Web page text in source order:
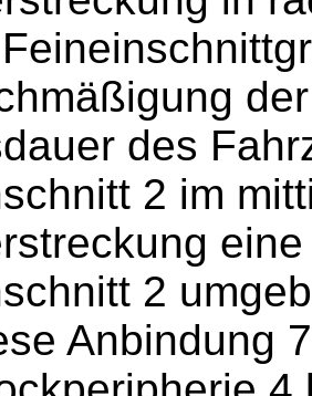
des
2 im
2
Anbindung